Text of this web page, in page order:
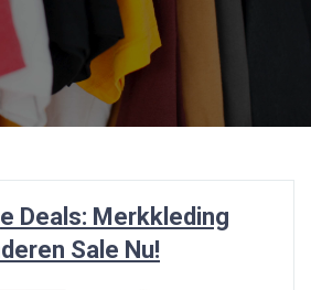
Deals: Merkkleding
Sale Nu!